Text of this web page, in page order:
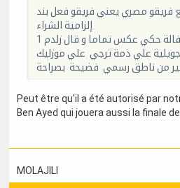
فريقو مصري يعني فريقو فعل بند
إلزامية الشراء
ناطق رسمي وليد قرفالة حكي عكس تماما و قال زلدم 1
جويلية علي ذمة ترجي علي موزليك
من ناطق رسمي فضيحة بصراحة
Peut être qu'il a été autorisé par
Ben Ayed qui jouera aussi la finale
MOLAJILI